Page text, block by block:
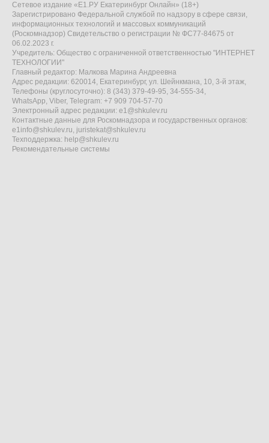
Сетевое издание «Е1.РУ Екатеринбург Онлайн» (18+)
Зарегистрировано Федеральной службой по надзору в сфере связи,
информационных технологий и массовых коммуникаций
(Роскомнадзор) Свидетельство о регистрации № ФС77-84675 от
06.02.2023 г.
Учредитель: Общество с ограниченной ответственностью "ИНТЕРНЕТ
ТЕХНОЛОГИИ"
Главный редактор: Малкова Марина Андреевна
Адрес редакции: 620014, Екатеринбург, ул. Шейнкмана, 10, 3-й этаж,
Телефоны (круглосуточно): 8 (343) 379-49-95, 34-555-34,
WhatsApp, Viber, Telegram: +7 909 704-57-70
Электронный адрес редакции: e1@shkulev.ru
Контактные данные для Роскомнадзора и государственных органов:
e1info@shkulev.ru, juristekat@shkulev.ru
Техподдержка: help@shkulev.ru
Рекомендательные системы